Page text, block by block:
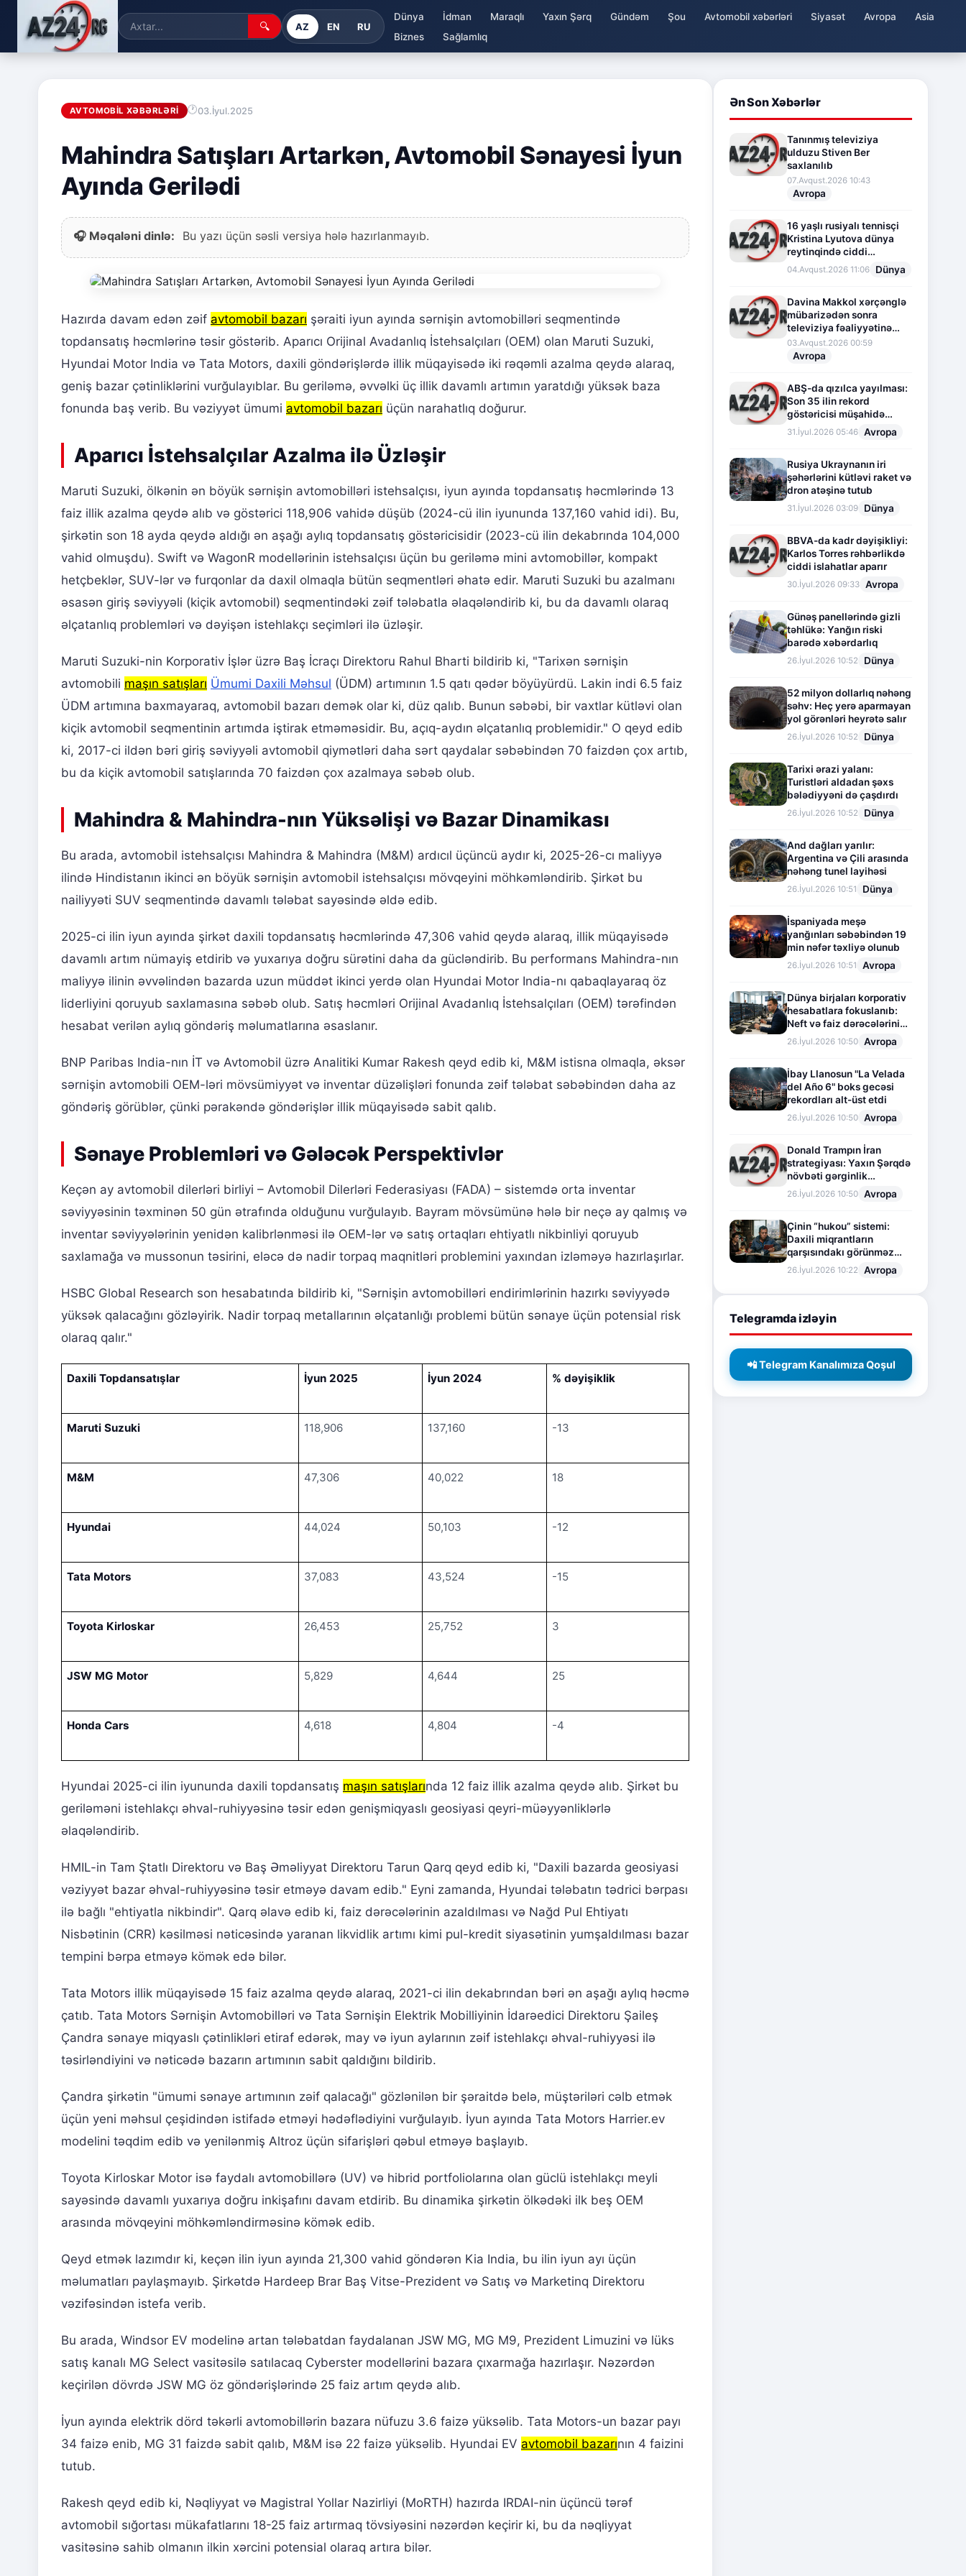
🔍 AZ EN RU
Dünya İdman Maraqlı Yaxın Şərq Gündəm Şou Avtomobil xəbərləri Siyasət Avropa
Asia
Biznes
Sağlamlıq
AVTOMOBIL XƏBƏRLƏRI 03.İyul.2025
Mahindra Satışları Artarkən, Avtomobil Sənayesi İyun
Ayında Gerilədi
🎧 Məqaləni dinlə: Bu yazı üçün səsli versiya hələ hazırlanmayıb.
Hazırda davam edən zəif avtomobil bazarı şəraiti iyun ayında sərnişin avtomobilləri seqmentində
topdansatış həcmlərinə təsir göstərib. Aparıcı Orijinal Avadanlıq İstehsalçıları (OEM) olan Maruti Suzuki,
Hyundai Motor India və Tata Motors, daxili göndərişlərdə illik müqayisədə iki rəqəmli azalma qeydə alaraq,
geniş bazar çətinliklərini vurğulayıblar. Bu geriləmə, əvvəlki üç illik davamlı artımın yaratdığı yüksək baza
fonunda baş verib. Bu vəziyyət ümumi avtomobil bazarı üçün narahatlıq doğurur.
Aparıcı İstehsalçılar Azalma ilə Üzləşir
Maruti Suzuki, ölkənin ən böyük sərnişin avtomobilləri istehsalçısı, iyun ayında topdansatış həcmlərində 13
faiz illik azalma qeydə alıb və göstərici 118,906 vahidə düşüb (2024-cü ilin iyununda 137,160 vahid idi). Bu,
şirkətin son 18 ayda qeydə aldığı ən aşağı aylıq topdansatış göstəricisidir (2023-cü ilin dekabrında 104,000
vahid olmuşdu). Swift və WagonR modellərinin istehsalçısı üçün bu geriləmə mini avtomobillər, kompakt
hetçbeklər, SUV-lər və furqonlar da daxil olmaqla bütün seqmentləri əhatə edir. Maruti Suzuki bu azalmanı
əsasən giriş səviyyəli (kiçik avtomobil) seqmentindəki zəif tələbatla əlaqələndirib ki, bu da davamlı olaraq
əlçatanlıq problemləri və dəyişən istehlakçı seçimləri ilə üzləşir.
Maruti Suzuki-nin Korporativ İşlər üzrə Baş İcraçı Direktoru Rahul Bharti bildirib ki, "Tarixən sərnişin
avtomobili maşın satışları Ümumi Daxili Məhsul (ÜDM) artımının 1.5 qatı qədər böyüyürdü. Lakin indi 6.5 faiz
ÜDM artımına baxmayaraq, avtomobil bazarı demək olar ki, düz qalıb. Bunun səbəbi, bir vaxtlar kütləvi olan
kiçik avtomobil seqmentinin artımda iştirak etməməsidir. Bu, açıq-aydın əlçatanlıq problemidir." O qeyd edib
ki, 2017-ci ildən bəri giriş səviyyəli avtomobil qiymətləri daha sərt qaydalar səbəbindən 70 faizdən çox artıb,
bu da kiçik avtomobil satışlarında 70 faizdən çox azalmaya səbəb olub.
Mahindra & Mahindra-nın Yüksəlişi və Bazar Dinamikası
Bu arada, avtomobil istehsalçısı Mahindra & Mahindra (M&M) ardıcıl üçüncü aydır ki, 2025-26-cı maliyyə
ilində Hindistanın ikinci ən böyük sərnişin avtomobil istehsalçısı mövqeyini möhkəmləndirib. Şirkət bu
nailiyyəti SUV seqmentində davamlı tələbat sayəsində əldə edib.
2025-ci ilin iyun ayında şirkət daxili topdansatış həcmlərində 47,306 vahid qeydə alaraq, illik müqayisədə
davamlı artım nümayiş etdirib və yuxarıya doğru sürətini daha da gücləndirib. Bu performans Mahindra-nın
maliyyə ilinin əvvəlindən bazarda uzun müddət ikinci yerdə olan Hyundai Motor India-nı qabaqlayaraq öz
liderliyini qoruyub saxlamasına səbəb olub. Satış həcmləri Orijinal Avadanlıq İstehsalçıları (OEM) tərəfindən
hesabat verilən aylıq göndəriş məlumatlarına əsaslanır.
BNP Paribas India-nın İT və Avtomobil üzrə Analitiki Kumar Rakesh qeyd edib ki, M&M istisna olmaqla, əksər
sərnişin avtomobili OEM-ləri mövsümiyyət və inventar düzəlişləri fonunda zəif tələbat səbəbindən daha az
göndəriş görüblər, çünki pərakəndə göndərişlər illik müqayisədə sabit qalıb.
Sənaye Problemləri və Gələcək Perspektivlər
Keçən ay avtomobil dilerləri birliyi – Avtomobil Dilerləri Federasiyası (FADA) – sistemdə orta inventar
səviyyəsinin təxminən 50 gün ətrafında olduğunu vurğulayıb. Bayram mövsümünə hələ bir neçə ay qalmış və
inventar səviyyələrinin yenidən kalibrlənməsi ilə OEM-lər və satış ortaqları ehtiyatlı nikbinliyi qoruyub
saxlamağa və mussonun təsirini, eləcə də nadir torpaq maqnitləri problemini yaxından izləməyə hazırlaşırlar.
HSBC Global Research son hesabatında bildirib ki, "Sərnişin avtomobilləri endirimlərinin hazırkı səviyyədə
yüksək qalacağını gözləyirik. Nadir torpaq metallarının əlçatanlığı problemi bütün sənaye üçün potensial risk
olaraq qalır."
Daxili Topdansatışlar İyun 2025 İyun 2024 % dəyişiklik
Maruti Suzuki 118,906 137,160 -13
M&M 47,306 40,022 18
Hyundai 44,024 50,103 -12
Tata Motors 37,083 43,524 -15
Toyota Kirloskar 26,453 25,752 3
JSW MG Motor 5,829 4,644 25
Honda Cars 4,618 4,804 -4
Hyundai 2025-ci ilin iyununda daxili topdansatış maşın satışlarında 12 faiz illik azalma qeydə alıb. Şirkət bu
geriləməni istehlakçı əhval-ruhiyyəsinə təsir edən genişmiqyaslı geosiyasi qeyri-müəyyənliklərlə
əlaqələndirib.
HMIL-in Tam Ştatlı Direktoru və Baş Əməliyyat Direktoru Tarun Qarq qeyd edib ki, "Daxili bazarda geosiyasi
vəziyyət bazar əhval-ruhiyyəsinə təsir etməyə davam edib." Eyni zamanda, Hyundai tələbatın tədrici bərpası
ilə bağlı "ehtiyatla nikbindir". Qarq əlavə edib ki, faiz dərəcələrinin azaldılması və Nağd Pul Ehtiyatı
Nisbətinin (CRR) kəsilməsi nəticəsində yaranan likvidlik artımı kimi pul-kredit siyasətinin yumşaldılması bazar
tempini bərpa etməyə kömək edə bilər.
Tata Motors illik müqayisədə 15 faiz azalma qeydə alaraq, 2021-ci ilin dekabrından bəri ən aşağı aylıq həcmə
çatıb. Tata Motors Sərnişin Avtomobilləri və Tata Sərnişin Elektrik Mobilliyinin İdarəedici Direktoru Şaileş
Çandra sənaye miqyaslı çətinlikləri etiraf edərək, may və iyun aylarının zəif istehlakçı əhval-ruhiyyəsi ilə
təsirləndiyini və nəticədə bazarın artımının sabit qaldığını bildirib.
Çandra şirkətin "ümumi sənaye artımının zəif qalacağı" gözlənilən bir şəraitdə belə, müştəriləri cəlb etmək
üçün yeni məhsul çeşidindən istifadə etməyi hədəflədiyini vurğulayıb. İyun ayında Tata Motors Harrier.ev
modelini təqdim edib və yenilənmiş Altroz üçün sifarişləri qəbul etməyə başlayıb.
Toyota Kirloskar Motor isə faydalı avtomobillərə (UV) və hibrid portfoliolarına olan güclü istehlakçı meyli
sayəsində davamlı yuxarıya doğru inkişafını davam etdirib. Bu dinamika şirkətin ölkədəki ilk beş OEM
arasında mövqeyini möhkəmləndirməsinə kömək edib.
Qeyd etmək lazımdır ki, keçən ilin iyun ayında 21,300 vahid göndərən Kia India, bu ilin iyun ayı üçün
məlumatları paylaşmayıb. Şirkətdə Hardeep Brar Baş Vitse-Prezident və Satış və Marketinq Direktoru
vəzifəsindən istefa verib.
Bu arada, Windsor EV modelinə artan tələbatdan faydalanan JSW MG, MG M9, Prezident Limuzini və lüks
satış kanalı MG Select vasitəsilə satılacaq Cyberster modellərini bazara çıxarmağa hazırlaşır. Nəzərdən
keçirilən dövrdə JSW MG öz göndərişlərində 25 faiz artım qeydə alıb.
İyun ayında elektrik dörd təkərli avtomobillərin bazara nüfuzu 3.6 faizə yüksəlib. Tata Motors-un bazar payı
34 faizə enib, MG 31 faizdə sabit qalıb, M&M isə 22 faizə yüksəlib. Hyundai EV avtomobil bazarının 4 faizini
tutub.
Rakesh qeyd edib ki, Nəqliyyat və Magistral Yollar Nazirliyi (MoRTH) hazırda IRDAI-nin üçüncü tərəf
avtomobil sığortası mükafatlarını 18-25 faiz artırmaq tövsiyəsini nəzərdən keçirir ki, bu da nəqliyyat
vasitəsinə sahib olmanın ilkin xərcini potensial olaraq artıra bilər.
Ən Son Xəbərlər
Tanınmış televiziya
ulduzu Stiven Ber
saxlanılıb
07.Avqust.2026 10:43
Avropa
16 yaşlı rusiyalı tennisçi
Kristina Lyutova dünya
reytinqində ciddi
irəliləyişə imza atdı
04.Avqust.2026 11:06 Dünya
Davina Makkol xərçənglə
mübarizədən sonra
televiziya fəaliyyətinə
fasilə verir
03.Avqust.2026 00:59
Avropa
ABŞ-da qızılca yayılması:
Son 35 ilin rekord
göstəricisi müşahidə
olunur
31.İyul.2026 05:46 Avropa
Rusiya Ukraynanın iri
şəhərlərini kütləvi raket və
dron atəşinə tutub
31.İyul.2026 03:09 Dünya
BBVA-da kadr dəyişikliyi:
Karlos Torres rəhbərlikdə
ciddi islahatlar aparır
30.İyul.2026 09:33 Avropa
Günəş panellərində gizli
təhlükə: Yanğın riski
barədə xəbərdarlıq
26.İyul.2026 10:52 Dünya
52 milyon dollarlıq nəhəng
səhv: Heç yerə aparmayan
yol görənləri heyrətə salır
26.İyul.2026 10:52 Dünya
Tarixi ərazi yalanı:
Turistləri aldadan şəxs
bələdiyyəni də çaşdırdı
26.İyul.2026 10:52 Dünya
And dağları yarılır:
Argentina və Çili arasında
nəhəng tunel layihəsi
26.İyul.2026 10:51 Dünya
İspaniyada meşə
yanğınları səbəbindən 19
min nəfər təxliyə olunub
26.İyul.2026 10:51 Avropa
Dünya birjaları korporativ
hesabatlara fokuslanıb:
Neft və faiz dərəcələrinin
təsiri altında cari vəziyyət
26.İyul.2026 10:50 Avropa
İbay Llanosun "La Velada
del Año 6" boks gecəsi
rekordları alt-üst etdi
26.İyul.2026 10:50 Avropa
Donald Trampın İran
strategiyası: Yaxın Şərqdə
növbəti gərginlik
mərhələsi
26.İyul.2026 10:50 Avropa
Çinin “hukou” sistemi:
Daxili miqrantların
qarşısındakı görünməz
sədd
26.İyul.2026 10:22 Avropa
Telegramda izləyin
📲 Telegram Kanalımıza Qoşul